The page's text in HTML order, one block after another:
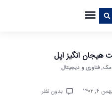
مک,فناوری و دیجیتال
بهمن ۴, ۱۴۰۲ بدون نظر